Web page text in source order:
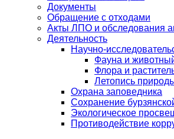
Документы
Обращение с отходами
Акты ЛПО и обследования
Деятельность
Научно-
Фауна и
Флора и
Летопись
Охрана заповедника
Сохранение
Экологическое
Противодействие